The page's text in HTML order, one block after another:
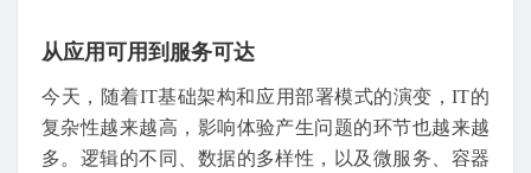
从应用可用到服务可达
今天，随着IT基础架构和应用部署模式的演变，IT的
复杂性越来越高，影响体验产生问题的环节也越来越
多。逻辑的不同、数据的多样性，以及微服务、容器